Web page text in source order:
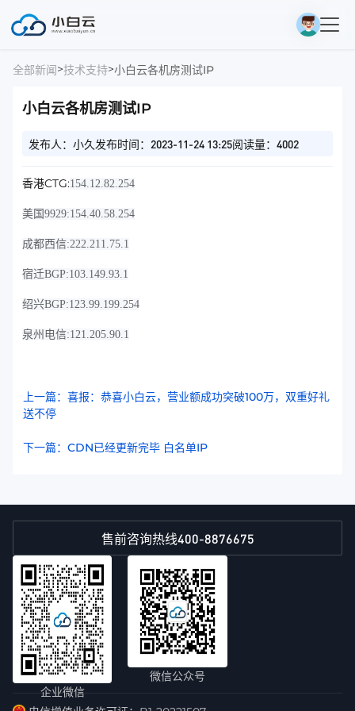
全部新闻>技术支持>小白云各机房测试IP
小白云各机房测试IP
发布人：小久 发布时间：2023-11-24 13:25阅读量：4002
香港CTG:154.12.82.254
美国9929:154.40.58.254
成都西信:222.211.75.1
宿迁BGP:103.149.93.1
绍兴BGP:123.99.199.254
泉州电信:121.205.90.1
上一篇：喜报：恭喜小白云，营业额成功突破100万，双重好礼
送不停
下一篇：CDN已经更新完毕 白名单IP
售前咨询热线400-8876675
企业微信
微信公众号